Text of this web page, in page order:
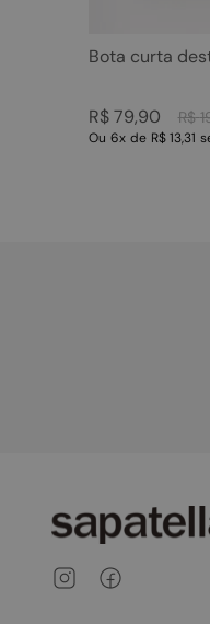
Bota curta
R$
R$ 79,90
Ou 6x de R$ 13,31